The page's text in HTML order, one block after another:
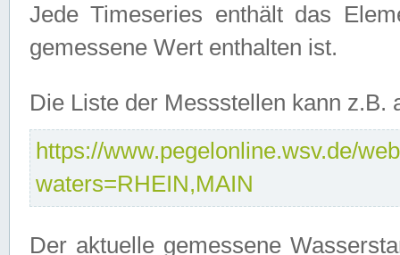
Jede Timeseries enthält das
gemessene Wert enthalten ist.
Die Liste der Messstellen kann
https://www.pegelonline.wsv.de/
waters=RHEIN,MAIN
Der aktuelle gemessene